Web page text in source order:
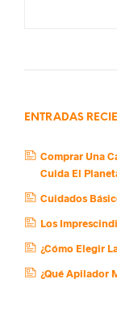
ENTRADAS
Comprar Una
Cuida El
Cuidados
Los
¿Cómo Elegir
¿Qué Apilador